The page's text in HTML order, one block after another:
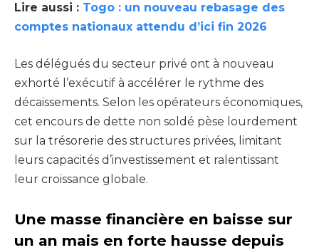
Lire aussi : Togo : un nouveau rebasage des
comptes nationaux attendu d’ici fin 2026
Les délégués du secteur privé ont à nouveau
exhorté l’exécutif à accélérer le rythme des
décaissements. Selon les opérateurs économiques,
cet encours de dette non soldé pèse lourdement
sur la trésorerie des structures privées, limitant
leurs capacités d’investissement et ralentissant
leur croissance globale.
Une masse financière en baisse sur
un an mais en forte hausse depuis